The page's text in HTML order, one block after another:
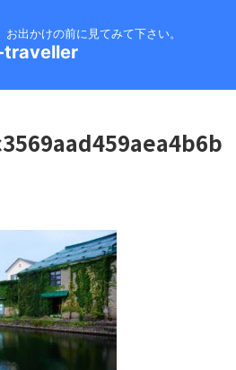
出かけの前に見てみて下さい。
traveller